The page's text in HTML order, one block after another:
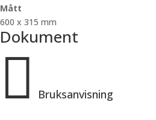
Mått
600 x 315 mm
Dokument
 Bruksanvisning